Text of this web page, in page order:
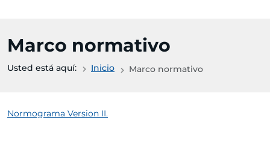
Marco normativo
Usted está aquí: Inicio Marco normativo
Normograma Version II.